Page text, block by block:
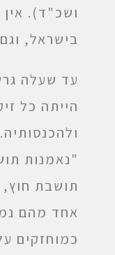
ושכ"ד). אין
בישראל,
עד שעלה
הייתה כל
"נאמנות
תושבת
אחד מהם
כמוחזקים